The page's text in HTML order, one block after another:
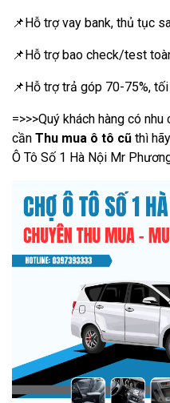
📌Hỗ trợ vay bank, thủ tục
📌Hỗ trợ bao check/test
📌Hỗ trợ trả góp 70-75%,
=>>>Quý khách hàng có nhu
cần Thu mua ô tô cũ thì
Ô Tô Số 1 Hà Nội Mr